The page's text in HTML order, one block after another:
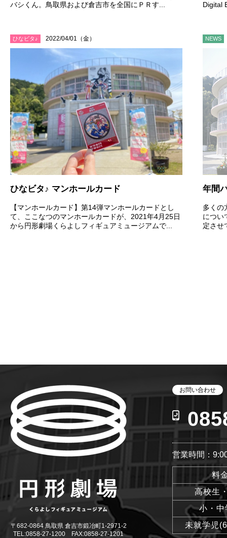
バシくん。鳥取県および倉吉市を全国にＰＲす...
Digital
ひなビタ♪ 2022/04/01（金）
ひなビタ♪ マンホールカード
【マンホールカード】第14弾マンホールカードとし
て、ここなつのマンホールカードが、2021年4月25日
から円形劇場くらよしフィギュアミュージアムで...
NEWS
年間
多くの
につい
定させ
〒682-0864 鳥取県 倉吉市鍛冶町1-2971-2
TEL:0858-27-1200 FAX:0858-27-1201
お問い合わせ
営業時間：
料
高校生
小・中
未就学児